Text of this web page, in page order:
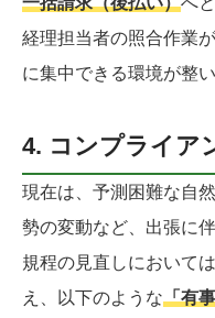
経理担当者の照合作業
に集中できる環境が整い
4. コンプライア
現在は、予測困難な自
勢の変動など、出張に
規程の見直しにおいて
え、以下のような「有